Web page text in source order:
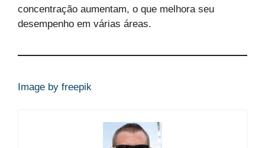
concentração aumentam, o que melhora seu
desempenho em várias áreas.
Image by freepik